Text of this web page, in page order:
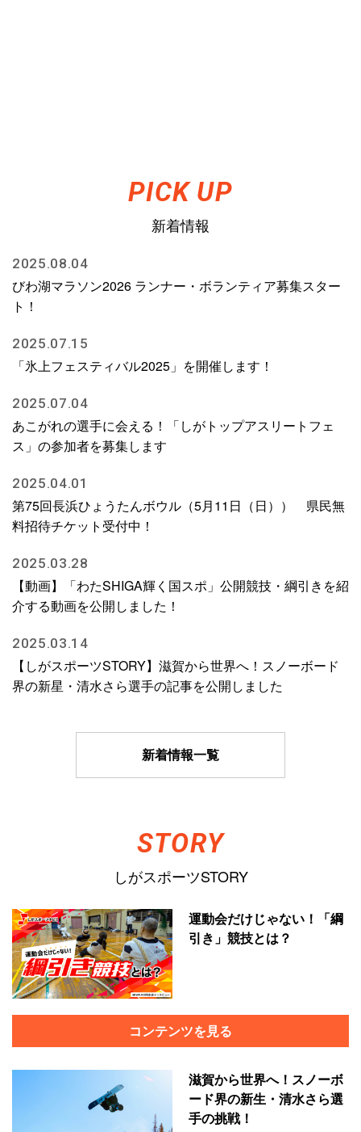
新着情報
2025.08.04
びわ湖マラソン2026 ランナー・ボランティア募集スター
ト！
2025.07.15
「氷上フェスティバル2025」を開催します！
2025.07.04
あこがれの選手に会える！「しがトップアスリートフェ
ス」の参加者を募集します
2025.04.01
第75回長浜ひょうたんボウル（5月11日（日）） 県民無
料招待チケット受付中！
2025.03.28
【動画】「わたSHIGA輝く国スポ」公開競技・綱引きを紹
介する動画を公開しました！
2025.03.14
【しがスポーツSTORY】滋賀から世界へ！スノーボード
界の新星・清水さら選手の記事を公開しました
新着情報一覧
しがスポーツSTORY
運動会だけじゃない！「綱
引き」競技とは？
コンテンツを見る
滋賀から世界へ！スノーボ
ード界の新生・清水さら選
手の挑戦！